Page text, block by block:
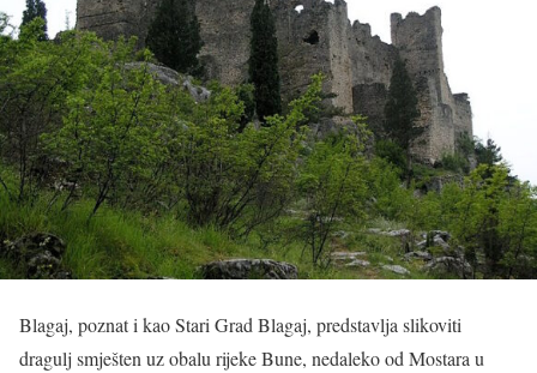
Blagaj, poznat i kao Stari Grad Blagaj, predstavlja slikoviti
dragulj smješten uz obalu rijeke Bune, nedaleko od Mostara u